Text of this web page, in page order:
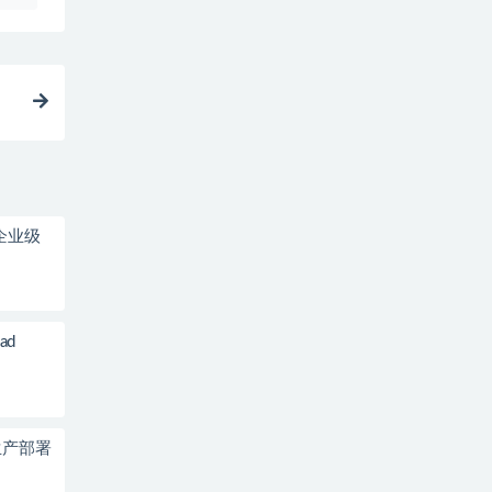
业级
部署